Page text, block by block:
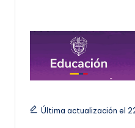
Última actualización el